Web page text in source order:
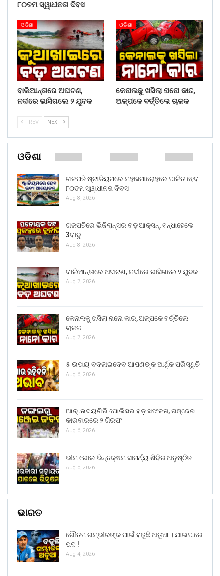
୮୦ତମ ସ୍ୱାଧୀନତା ଦିବସ
ଓଡିଶା
ବାଲିଆନ୍ତାରେ ଅଘଟଣ,
ନଦୀରେ ଭାସିଗଲେ ୨ ଯୁବକ
ଓଡିଶା
କେନାଲକୁ ଖସିଲା ନାନୋ କାର,
ଅଳ୍ପକେ ବର୍ତ୍ତିଲେ ଚାଳକ
PREV NEXT
ଓଡିଶା
ଗଜପତି ଷ୍ଟାଡିୟମରେ ମହାସମାରୋହରେ ପାଳିତ ହେବ
୮୦ତମ ସ୍ୱାଧୀନତା ଦିବସ
Aug 8, 2026
ଗଜପତିରେ ଭିଜିଲାନ୍ସର ବଡ଼ ଆକ୍ସନ୍, ବନ୍ଧାହେଲେ
3ବାବୁ
Aug 8, 2026
ବାଲିଆନ୍ତାରେ ଅଘଟଣ, ନଦୀରେ ଭାସିଗଲେ ୨ ଯୁବକ
Aug 7, 2026
କେନାଲକୁ ଖସିଲା ନାନୋ କାର, ଅଳ୍ପକେ ବର୍ତ୍ତିଲେ
ଚାଳକ
Aug 7, 2026
୫ ଉପାୟ ବଦଳାଇଦେବ ଆପଣଙ୍କ ଆର୍ଥିକ ପରିସ୍ଥିତି
Aug 6, 2026
ଆର୍.ଉଦୟଗିରି ପୋଲିସର ବଡ଼ ସଫଳତା, ଗଞ୍ଜେଇ
କାରବାରରେ ୨ ଗିରଫ
Aug 6, 2026
ଭୀମ ଭୋଇ ଭିନ୍ନକ୍ଷମ ସାମର୍ଥ୍ୟ ଶିବିର ଅନୁଷ୍ଠିତ
Aug 6, 2026
ଭାରତ
ଗୌତମ ଗମ୍ଭୀରଙ୍କ ପାଇଁ ବଢୁଛି ଅଡୁଆ । ଯାଇପାରେ
ପଦ !
Aug 4, 2026